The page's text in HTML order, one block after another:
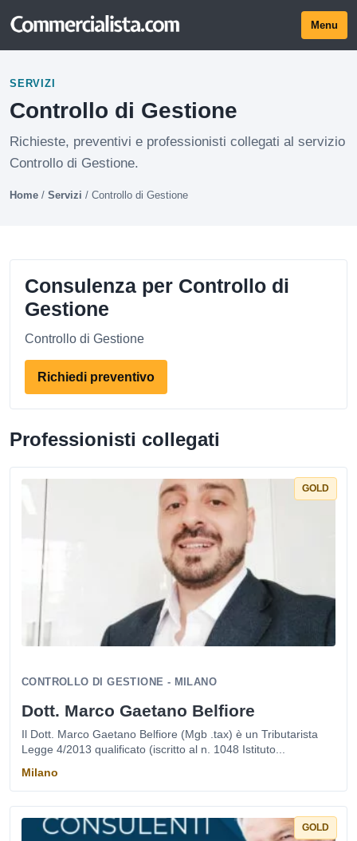
Menu
SERVIZI
Controllo di Gestione
Richieste, preventivi e professionisti collegati al servizio
Controllo di Gestione.
Home / Servizi / Controllo di Gestione
Consulenza per Controllo di
Gestione
Controllo di Gestione
Richiedi preventivo
Professionisti collegati
GOLD
CONTROLLO DI GESTIONE - MILANO
Dott. Marco Gaetano Belfiore
Il Dott. Marco Gaetano Belfiore (Mgb .tax) è un Tributarista
Legge 4/2013 qualificato (iscritto al n. 1048 Istituto...
Milano
GOLD